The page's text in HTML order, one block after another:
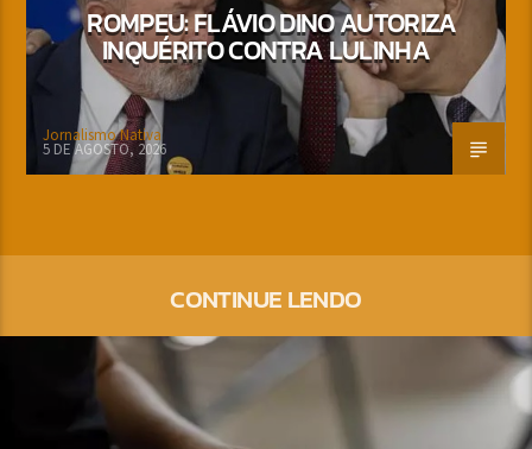
ROMPEU: FLÁVIO DINO AUTORIZA
INQUÉRITO CONTRA LULINHA
Jornalismo Nativa
5 DE AGOSTO, 2026
CONTINUE LENDO